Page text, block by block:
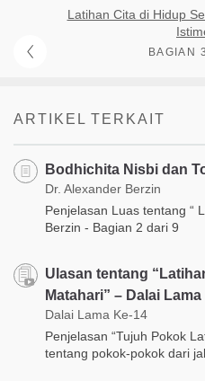
Latihan Cita di Hidup
BAGIAN
ARTIKEL TERKAIT
Bodhichita Nisbi dan
Dr. Alexander Berzin
Penjelasan Luas tentang “
Berzin - Bagian 2 dari 9
Ulasan tentang
Matahari” – Dalai Lama
Dalai Lama Ke-14
Penjelasan “Tujuh Pokok
tentang pokok-pokok dari